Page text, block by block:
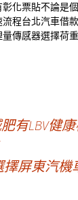
彰化票貼不論是
流程台北汽車借款
量傳感器選擇荷
有LBV健
屏東汽機